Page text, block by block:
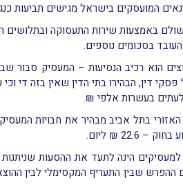
המועסקים בישראל מגישים תביעות
באמצעות שירות התעסוקה ובתלושים
בסכומים נוספים.
הוא רכיב הנסיעות – המעסיק סבור
דין, הבהירו בתי הדין שאין בזה
בעשרות אלפי ₪.
האזורי בתל אביב מבהיר את חבויות
₪ ליום.
הינה לתעד את ההסעות
ההפרש שבין התעריף המקסימלי לבין